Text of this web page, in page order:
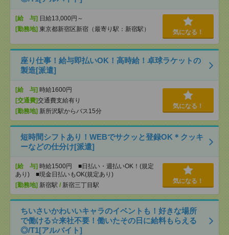
[給 与] 日給13,000円～
[勤務地] 東京都新宿区新宿（最寄り駅：新宿駅） 気になる！
座り仕事！給与即払いOK！高時給！卓球ラケットの
製造[派遣]
[給 与] 時給1600円
[交通費]交通費支給有り
[勤務地] 新所沢駅からバス15分
気になる！
短時間シフトあり！WEBでサクッと登録OK＊クッキ
ーなどの仕分け[派遣]
[給 与] 時給1500円 ■日払い・週払いOK！(規定
あり) ■現金日払いもOK(規定あり)
[勤務地] 新宿駅 / 新宿三丁目駅
気になる！
ちいさいかわいいキャラのイベントも！好きな場所
で働ける☆来社不要！働いたその日に給料もらえる
◎/T1[アルバイト]